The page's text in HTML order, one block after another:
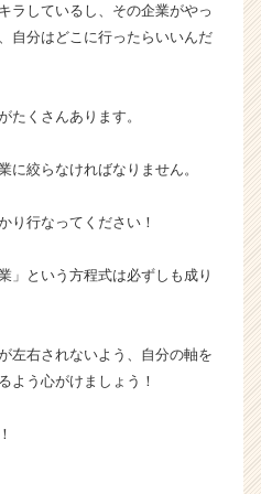
ラしているし、その企業がやっ
自分はどこに行ったらいいんだ
たくさんあります。
に絞らなければなりません。
り行なってください！
」という方程式は必ずしも成り
左右されないよう、自分の軸を
よう心がけましょう！